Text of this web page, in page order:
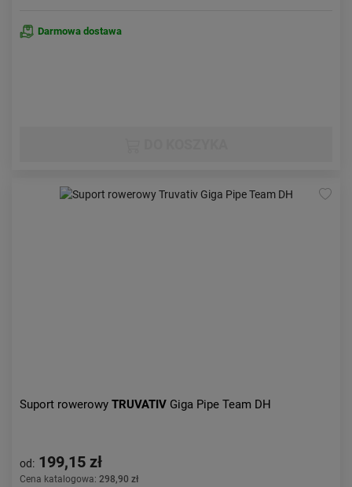
Darmowa dostawa
Suport rowerowy TRUVATIV Giga Pipe Team DH
od: 199,15 zł
Cena katalogowa: 298,90 zł